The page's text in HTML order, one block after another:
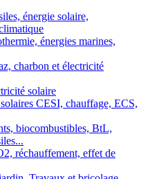
énergie solaire,
énergies marines,
charbon et électricité
solaire
CESI, chauffage, ECS,
biocombustibles, BtL,
réchauffement, effet de